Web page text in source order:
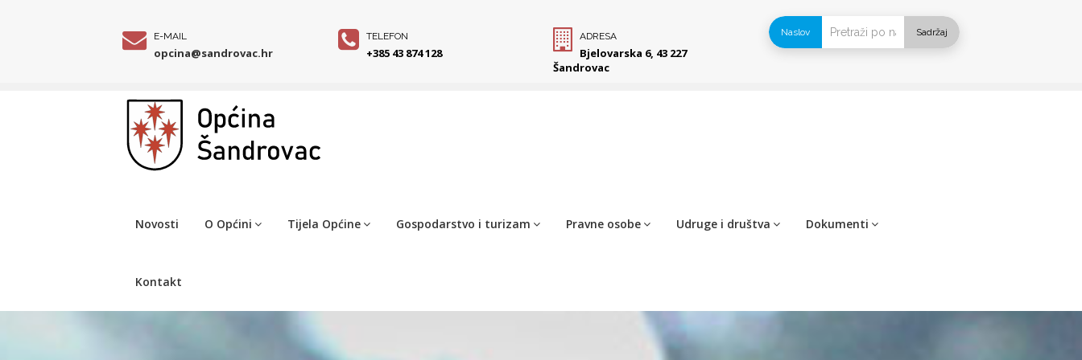
E-MAIL
opcina@sandrovac.hr
TELEFON
+385 43 874 128
ADRESA
Bjelovarska 6, 43 227
Šandrovac
Naslov Sadržaj
Novosti O Općini Tijela Općine Gospodarstvo i turizam Pravne osobe Udruge i društva Dokumenti
Kontakt